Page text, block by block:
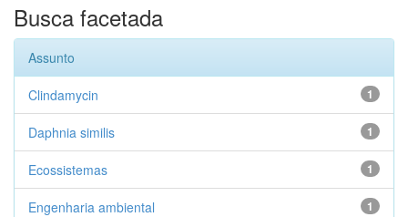
Busca facetada
Assunto
1
Clindamycin
1
Daphnia similis
1
Ecossistemas
1
Engenharia ambiental